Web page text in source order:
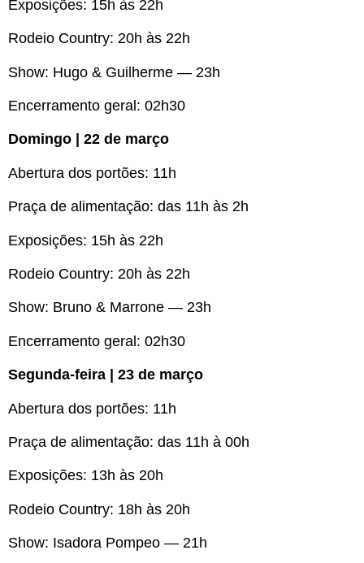
Exposições: 15h às 22h
Rodeio Country: 20h às 22h
Show: Hugo & Guilherme — 23h
Encerramento geral: 02h30
Domingo | 22 de março
Abertura dos portões: 11h
Praça de alimentação: das 11h às 2h
Exposições: 15h às 22h
Rodeio Country: 20h às 22h
Show: Bruno & Marrone — 23h
Encerramento geral: 02h30
Segunda-feira | 23 de março
Abertura dos portões: 11h
Praça de alimentação: das 11h à 00h
Exposições: 13h às 20h
Rodeio Country: 18h às 20h
Show: Isadora Pompeo — 21h